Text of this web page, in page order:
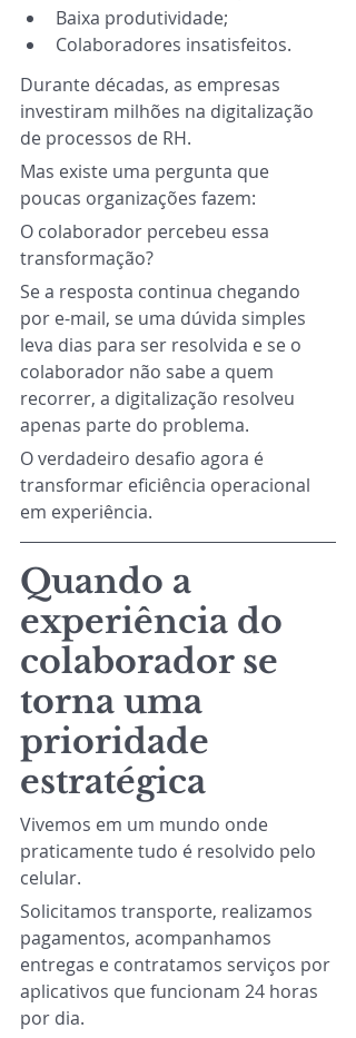
Baixa produtividade;
Colaboradores insatisfeitos.
Durante décadas, as empresas
investiram milhões na digitalização
de processos de RH.
Mas existe uma pergunta que
poucas organizações fazem:
O colaborador percebeu essa
transformação?
Se a resposta continua chegando
por e-mail, se uma dúvida simples
leva dias para ser resolvida e se o
colaborador não sabe a quem
recorrer, a digitalização resolveu
apenas parte do problema.
O verdadeiro desafio agora é
transformar eficiência operacional
em experiência.
Quando a
experiência do
colaborador se
torna uma
prioridade
estratégica
Vivemos em um mundo onde
praticamente tudo é resolvido pelo
celular.
Solicitamos transporte, realizamos
pagamentos, acompanhamos
entregas e contratamos serviços por
aplicativos que funcionam 24 horas
por dia.